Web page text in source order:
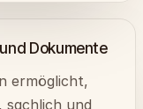
Dokumente
ermöglicht,
sachlich und